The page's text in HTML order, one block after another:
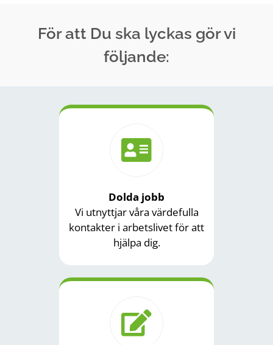
För att Du ska lyckas gör vi
följande:
Dolda jobb
Vi utnyttjar våra värdefulla
kontakter i arbetslivet för att
hjälpa dig.